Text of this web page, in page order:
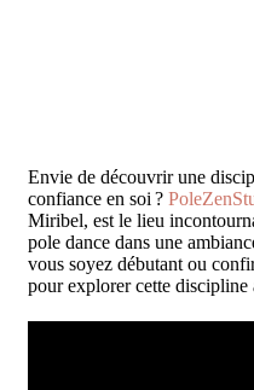
Envie de découvrir une
confiance en soi ?
Miribel, est le lieu
pole dance dans une
vous soyez débutant ou
pour explorer cette discipline